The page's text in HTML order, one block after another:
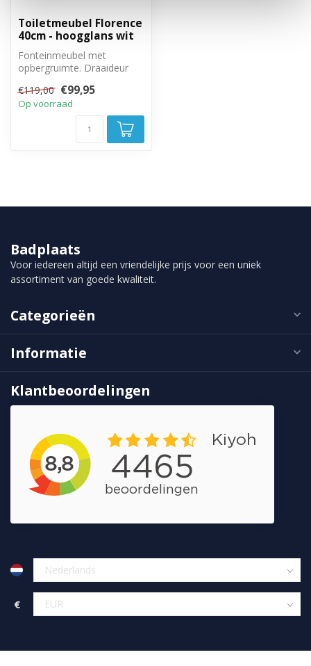
Toiletmeubel Florence
40cm - hoogglans wit
Fonteinmeubel met
opbergruimte. Draaideur
€119,00 €99,95
Op voorraad
Badplaats
Voor iedereen altijd een vriendelijke prijs voor een uniek
assortiment van goede kwaliteit.
Categorieën
Informatie
Klantbeoordelingen
€